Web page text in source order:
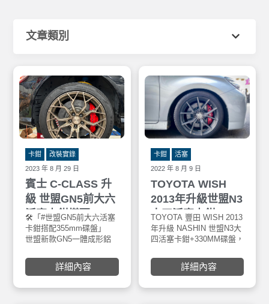
文章類別
賓士 C-CLASS 升
級 世盟GN5前大六
活塞卡鉗搭配
355mm碟盤，世盟
GN3大四活塞卡鉗
搭配345mm+鼓一
體碟盤
2023 年 8 月 29 日
卡鉗 改裝實錄
🛠「#世盟GN5前大六活塞
卡鉗搭配355mm碟盤」
世盟新款GN5一體成形鋁
🛠「#世盟GN3大四活塞卡
鉗搭配345mm+鼓一體碟
四層類奈米抗高溫塗裝。
🛠「#專利浮動
1、專利浮動支
脹冷縮與Hub無
2、專利增速式
構，重量更輕結
詳細內容
TOYOTA WISH
2013年升級世盟N3
大四活塞卡鉗
+330MM碟盤
2022 年 8 月 9 日
卡鉗 活塞
TOYOTA 豐田 WISH 2013
年升級 NASHIN 世盟N3大
四活塞卡鉗+330MM碟盤，
權西店。世盟 Nashin碟盤
均採用鎳合金FC-25鑄鐵材
詳細內容